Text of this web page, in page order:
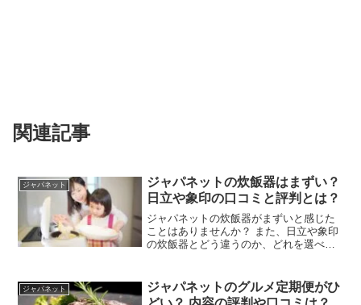
関連記事
ジャパネット
ジャパネットの炊飯器はまずい？
日立や象印の口コミと評判とは？
ジャパネットの炊飯器がまずいと感じた
ことはありませんか？ また、日立や象印
の炊飯器とどう違うのか、どれを選べば
しいものですが、我が家でもジャパネッ
トの炊飯器を使用してい...
ジャパネット
ジャパネットのグルメ定期便がひ